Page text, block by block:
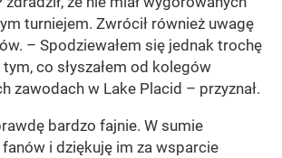
turniejem. Zwrócił również uwagę
– Spodziewałem się jednak trochę
co słyszałem od kolegów
zawodach w Lake Placid – przyznał.
bardzo fajnie. W sumie
i dziękuję im za wsparcie